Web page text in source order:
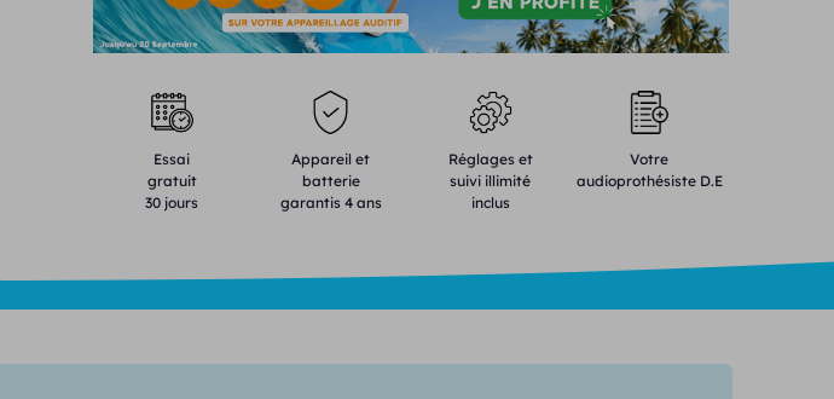
Essai
gratuit
30 jours
Appareil et
batterie
garantis 4 ans
Réglages et
suivi illimité
inclus
Votre
audioprothésiste D.E